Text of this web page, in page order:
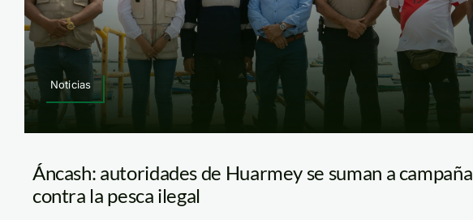
Noticias
Áncash: autoridades de Huarmey se suman a campaña
contra la pesca ilegal